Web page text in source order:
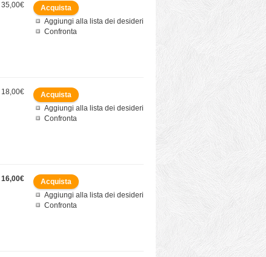
Aggiungi alla lista dei desideri
Confronta
35,00€
Aggiungi alla lista dei desideri
Confronta
18,00€
Aggiungi alla lista dei desideri
Confronta
16,00€